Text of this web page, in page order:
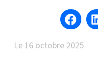
Le 16 octobre 2025